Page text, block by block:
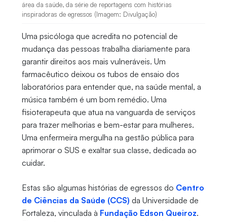
área da saúde, da série de reportagens com histórias
inspiradoras de egressos (Imagem: Divulgação)
Uma psicóloga que acredita no potencial de
mudança das pessoas trabalha diariamente para
garantir direitos aos mais vulneráveis. Um
farmacêutico deixou os tubos de ensaio dos
laboratórios para entender que, na saúde mental, a
música também é um bom remédio. Uma
fisioterapeuta que atua na vanguarda de serviços
para trazer melhorias e bem-estar para mulheres.
Uma enfermeira mergulha na gestão pública para
aprimorar o SUS e exaltar sua classe, dedicada ao
cuidar.
Estas são algumas histórias de egressos do Centro
de Ciências da Saúde (CCS) da Universidade de
Fortaleza, vinculada à Fundação Edson Queiroz.